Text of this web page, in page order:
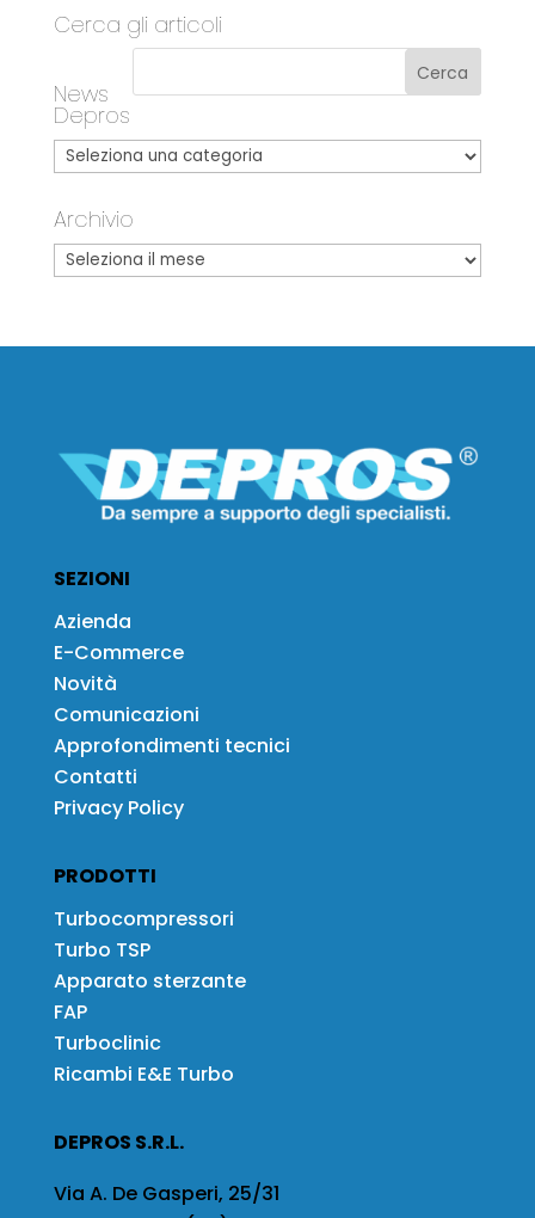
Cerca gli articoli
News
Depros
Archivio
SEZIONI
Azienda
E-Commerce
Novità
Comunicazioni
Approfondimenti tecnici
Contatti
Privacy Policy
PRODOTTI
Turbocompressori
Turbo TSP
Apparato sterzante
FAP
Turboclinic
Ricambi E&E Turbo
DEPROS S.R.L.
Via A. De Gasperi, 25/31